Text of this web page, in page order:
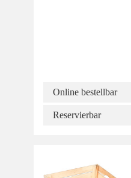
Online bestellbar
Reservierbar